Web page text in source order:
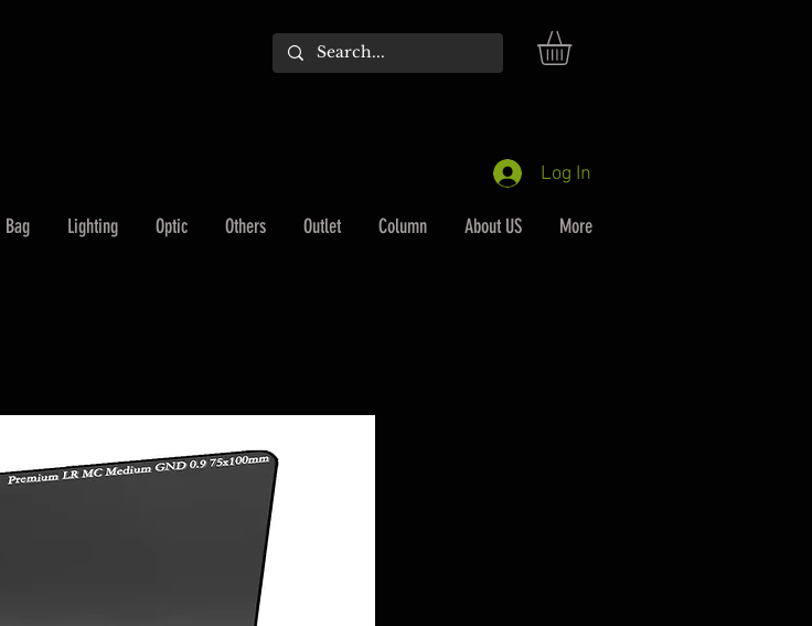
Log In
Bag Lighting Optic Others Outlet Column About US More